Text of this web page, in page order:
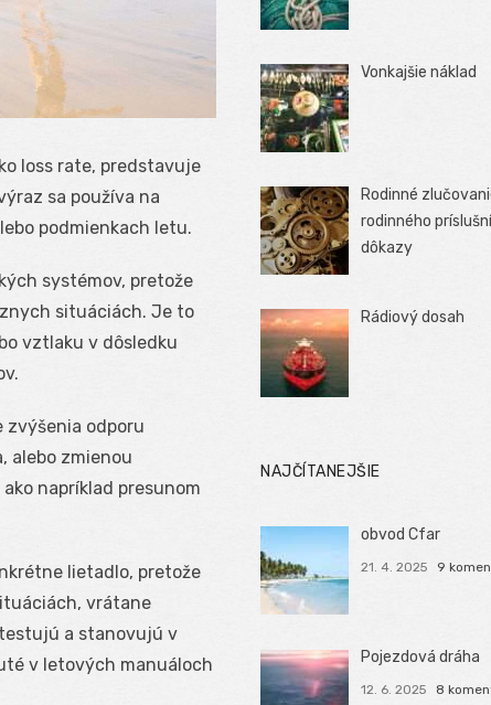
loss rate, predstavuje
sa používa na
podmienkach letu.
systémov, pretože
situáciách. Je to
vztlaku v dôsledku
odporu
alebo zmienou
napríklad presunom
lietadlo, pretože
vrátane
a stanovujú v
v letových manuáloch
Vonkajšie náklad
Rodinné
rodinného
dôkazy
Rádiový dosah
NAJČÍTANEJŠIE
obvod Cfar
21. 4. 2025 9
Pojezdová dráha
12. 6. 2025 8